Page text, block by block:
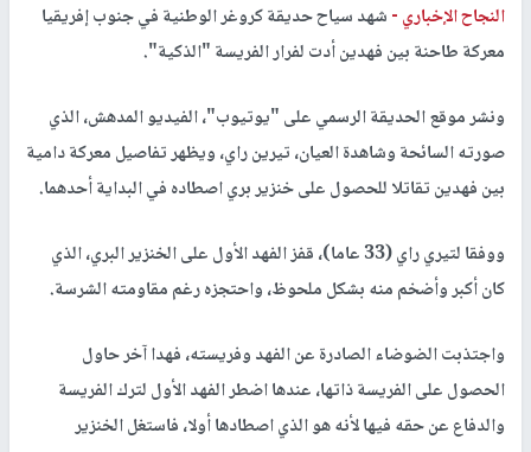
النجاح الإخباري -شهد سياح حديقة كروغر الوطنية في جنوب إفريقيا
معركة طاحنة بين فهدين أدت لفرار الفريسة "الذكية".
ونشر موقع الحديقة الرسمي على "يوتيوب"، الفيديو المدهش، الذي
صورته السائحة وشاهدة العيان، تيرين راي، ويظهر تفاصيل معركة دامية
بين فهدين تقاتلا للحصول على خنزير بري اصطاده في البداية أحدهما.
ووفقا لتيري راي (33 عاما)، قفز الفهد الأول على الخنزير البري، الذي
كان أكبر وأضخم منه بشكل ملحوظ، واحتجزه رغم مقاومته الشرسة.
واجتذبت الضوضاء الصادرة عن الفهد وفريسته، فهدا آخر حاول
الحصول على الفريسة ذاتها، عندها اضطر الفهد الأول لترك الفريسة
والدفاع عن حقه فيها لأنه هو الذي اصطادها أولا، فاستغل الخنزير